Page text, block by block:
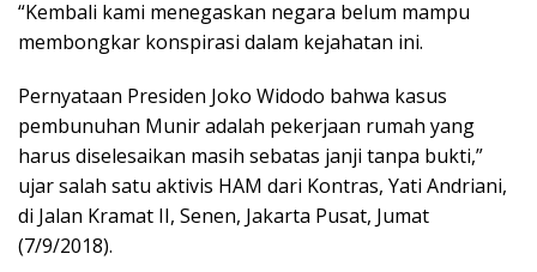
“Kembali kami menegaskan negara belum mampu
membongkar konspirasi dalam kejahatan ini.
Pernyataan Presiden Joko Widodo bahwa kasus
pembunuhan Munir adalah pekerjaan rumah yang
harus diselesaikan masih sebatas janji tanpa bukti,”
ujar salah satu aktivis HAM dari Kontras, Yati Andriani,
di Jalan Kramat II, Senen, Jakarta Pusat, Jumat
(7/9/2018).